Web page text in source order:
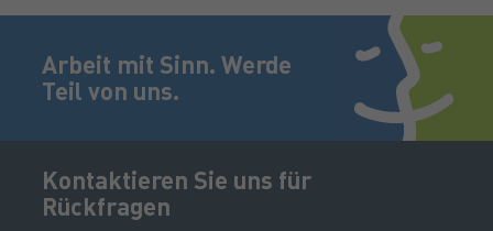
Jetzt bewerben!
Fußzeile
Arbeit mit Sinn. Werde
Teil von uns.
Kontaktieren Sie uns für
Rückfragen